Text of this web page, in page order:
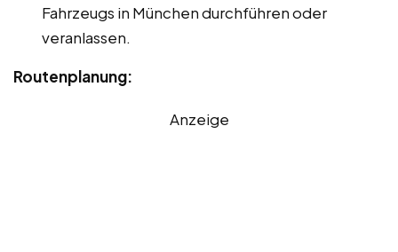
Fahrzeugs in München durchführen oder
veranlassen.
Routenplanung:
Anzeige